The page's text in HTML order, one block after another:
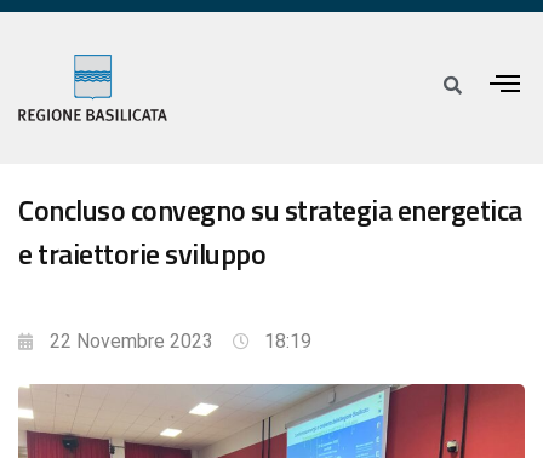
Concluso convegno su strategia energetica
e traiettorie sviluppo
22 Novembre 2023 18:19